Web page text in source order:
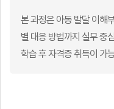
본 과정은 아동 발달 이해
별 대응 방법까지 실무 중
학습 후 자격증 취득이 가